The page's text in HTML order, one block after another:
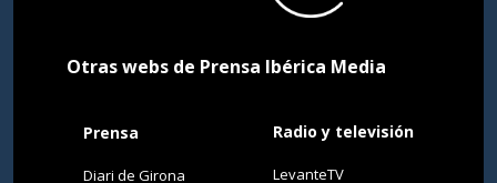
Otras webs de Prensa Ibérica Media
Prensa
Diari de Girona
Radio y televisión
LevanteTV